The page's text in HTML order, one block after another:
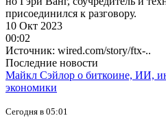
присоединился к разговору.
10 Окт 2023
00:02
Источник: wired.com/story/ftx-..
Последние новости
Майкл Сэйлор о биткоине, ИИ,
экономики
Сегодня в 05:01